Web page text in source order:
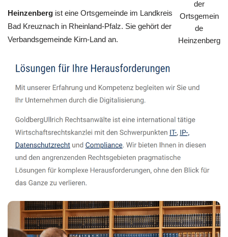
Heinzenberg ist eine Ortsgemeinde im Landkreis
Bad Kreuznach in Rheinland-Pfalz. Sie gehört der
Verbandsgemeinde Kirn-Land an.